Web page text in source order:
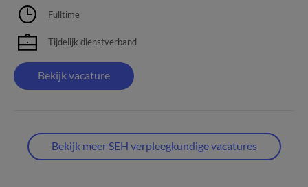
Fulltime
Tijdelijk dienstverband
Bekijk vacature
Bekijk meer SEH verpleegkundige vacatures